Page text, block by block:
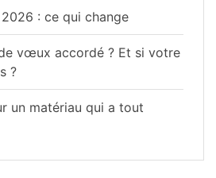
: ce qui change
vœux accordé ? Et si votre
?
un matériau qui a tout